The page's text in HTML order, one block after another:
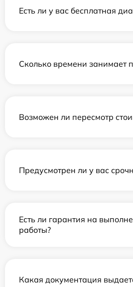
Есть ли у вас бесплатная
Сколько времени занимает
Возможен ли пересмотр
Предусмотрен ли у вас
Есть ли гарантия на
работы?
Какая документация